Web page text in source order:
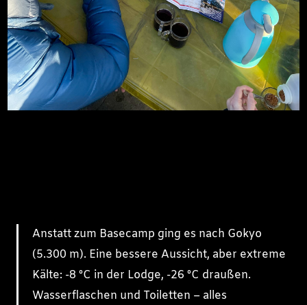
Anstatt zum Basecamp ging es nach Gokyo
(5.300 m). Eine bessere Aussicht, aber extreme
Kälte: -8 °C in der Lodge, -26 °C draußen.
Wasserflaschen und Toiletten – alles